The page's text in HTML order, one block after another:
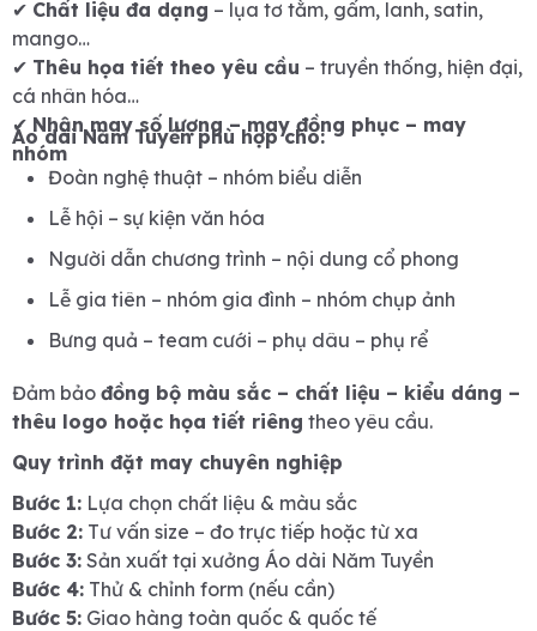
✔ Chất liệu đa dạng – lụa tơ tằm, gấm, lanh, satin,
mango…
✔ Thêu họa tiết theo yêu cầu – truyền thống, hiện đại,
cá nhân hóa
✔ Nhận may số lượng – may đồng phục – may
nhóm
Áo dài Năm Tuyền phù hợp cho:
Đoàn nghệ thuật – nhóm biểu diễn
Lễ hội – sự kiện văn hóa
Người dẫn chương trình – nội dung cổ phong
Lễ gia tiên – nhóm gia đình – nhóm chụp ảnh
Bưng quả – team cưới – phụ dâu – phụ rể
Đảm bảo đồng bộ màu sắc – chất liệu – kiểu dáng –
thêu logo hoặc họa tiết riêng theo yêu cầu.
Quy trình đặt may chuyên nghiệp
Bước 1: Lựa chọn chất liệu & màu sắc
Bước 2: Tư vấn size – đo trực tiếp hoặc từ xa
Bước 3: Sản xuất tại xưởng Áo dài Năm Tuyền
Bước 4: Thử & chỉnh form (nếu cần)
Bước 5: Giao hàng toàn quốc & quốc tế